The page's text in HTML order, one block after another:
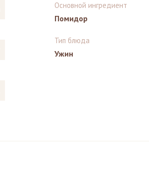
Основной ингредиент
Помидор
Тип блюда
Ужин